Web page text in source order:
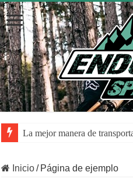
La mejor manera de
Inicio/ Página de ejemplo